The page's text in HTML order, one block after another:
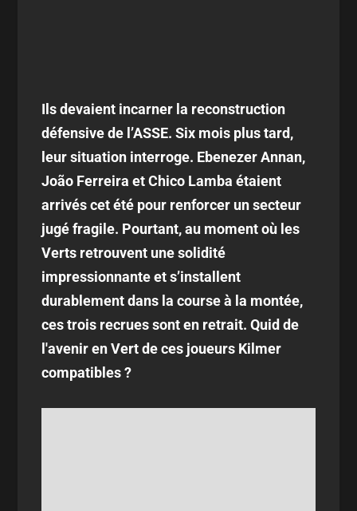
Ils devaient incarner la reconstruction
défensive de l’ASSE. Six mois plus tard,
leur situation interroge. Ebenezer Annan,
João Ferreira et Chico Lamba étaient
arrivés cet été pour renforcer un secteur
jugé fragile. Pourtant, au moment où les
Verts retrouvent une solidité
impressionnante et s’installent
durablement dans la course à la montée,
ces trois recrues sont en retrait. Quid de
l'avenir en Vert de ces joueurs Kilmer
compatibles ?